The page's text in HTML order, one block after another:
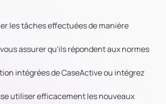
les tâches effectuées de manière
assurer qu'ils répondent aux normes
intégrées de CaseActive ou intégrez
utiliser efficacement les nouveaux